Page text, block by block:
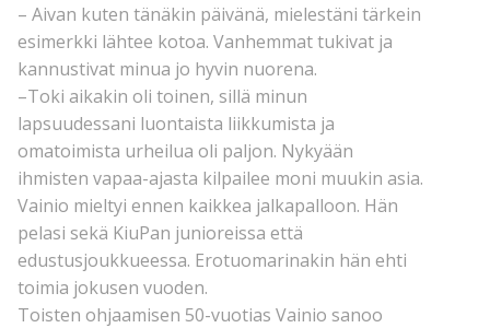
– Aivan kuten tänäkin päivänä, mielestäni tärkein
esimerkki lähtee kotoa. Vanhemmat tukivat ja
kannustivat minua jo hyvin nuorena.
–Toki aikakin oli toinen, sillä minun
lapsuudessani luontaista liikkumista ja
omatoimista urheilua oli paljon. Nykyään
ihmisten vapaa-ajasta kilpailee moni muukin asia.
Vainio mieltyi ennen kaikkea jalkapalloon. Hän
pelasi sekä KiuPan junioreissa että
edustusjoukkueessa. Erotuomarinakin hän ehti
toimia jokusen vuoden.
Toisten ohjaamisen 50-vuotias Vainio sanoo